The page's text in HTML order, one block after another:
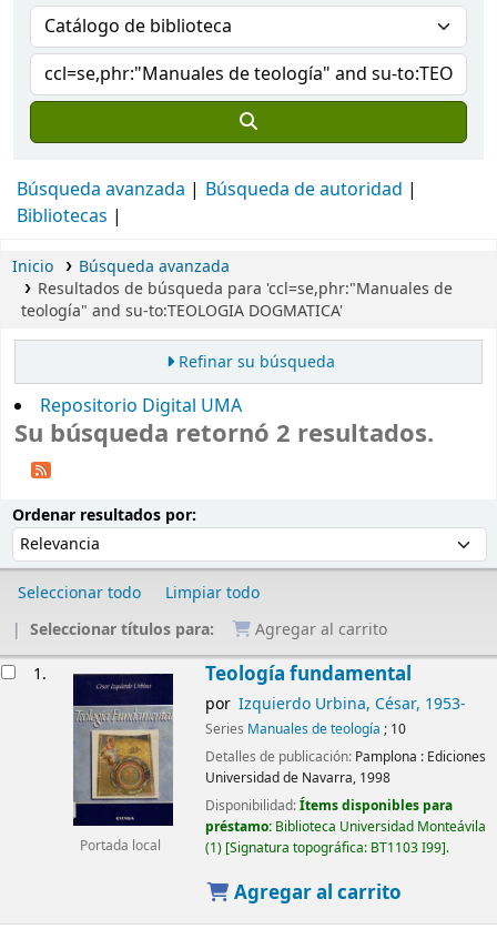
Búsqueda avanzada
Búsqueda de autoridad
Bibliotecas
Inicio
Búsqueda avanzada
Resultados de búsqueda para 'ccl=se,phr:"Manuales de
teología" and su-to:TEOLOGIA DOGMATICA'
Refinar su búsqueda
Repositorio Digital UMA
Su búsqueda retornó 2 resultados.
Ordenar resultados por:
Seleccionar todo
Limpiar todo
Seleccionar títulos para:
Agregar al carrito
1.
Portada local
Teología fundamental
por Izquierdo Urbina, César, 1953-
Series Manuales de teología ; 10
Detalles de publicación: Pamplona : Ediciones
Universidad de Navarra, 1998
Disponibilidad:Ítems disponibles para
préstamo: Biblioteca Universidad Monteávila
(1) Signatura topográfica: BT1103 I99 .
Agregar al carrito